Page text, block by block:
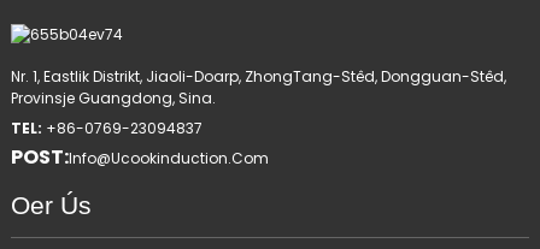
Nr. 1, Eastlik Distrikt, Jiaoli-Doarp, ZhongTang-Stêd, Dongguan-Stêd,
Provinsje Guangdong, Sina.
TEL: +86-0769-23094837
POST:Info@ucookinduction.com
Oer Ús